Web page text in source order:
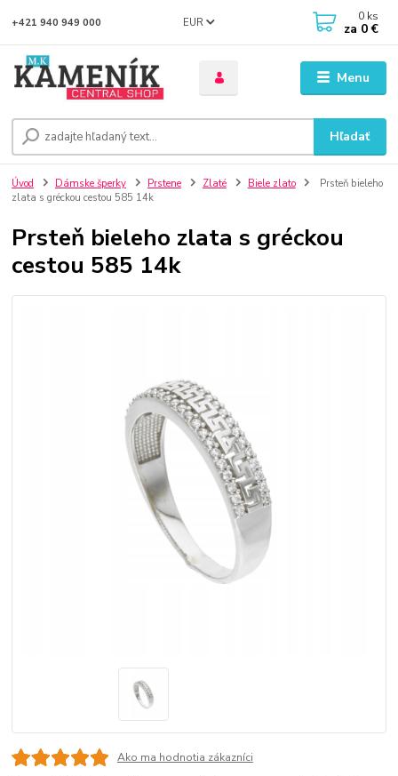
Menu
EUR
Hľadať
+421 940 949 000 0 ks
za 0 €
Úvod Dámske šperky Prstene Zlaté Biele zlato
Prsteň bieleho
zlata s gréckou cestou 585 14k
Prsteň bieleho zlata s gréckou
cestou 585 14k
Ako ma hodnotia zákazníci